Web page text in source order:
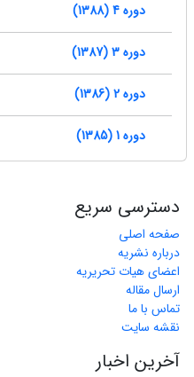
دوره 4 (1388)
دوره 3 (1387)
دوره 2 (1386)
دوره 1 (1385)
دسترسی سریع
صفحه اصلی
درباره نشریه
اعضای هیات تحریریه
ارسال مقاله
تماس با ما
نقشه سایت
آخرین اخبار